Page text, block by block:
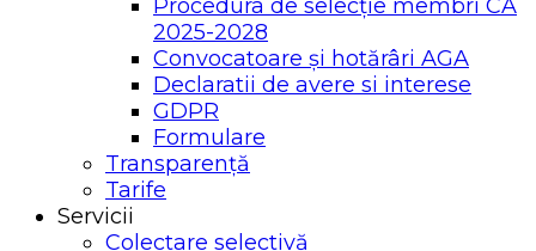
Procedura de selecție membri CA
2025-2028
Convocatoare și hotărâri AGA
Declaratii de avere si interese
GDPR
Formulare
Transparență
Tarife
Servicii
Colectare selectivă